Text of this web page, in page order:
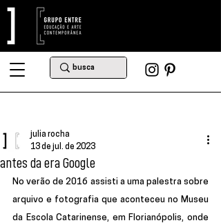
antes da era Google
julia rocha
13 de jul. de 2023
No verão de 2016 assisti a uma palestra sobre
arquivo e fotografia que aconteceu no Museu
da Escola Catarinense, em Florianópolis, onde